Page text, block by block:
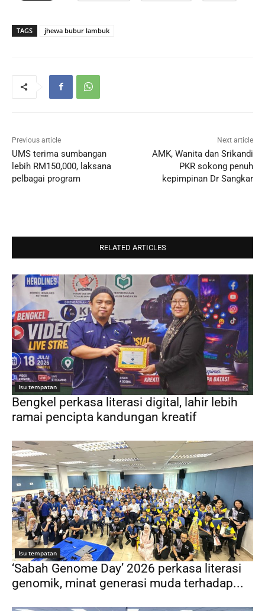
TAGS jhewa bubur lambuk
Previous article
UMS terima sumbangan
lebih RM150,000, laksana
pelbagai program
Next article
AMK, Wanita dan Srikandi
PKR sokong penuh
kepimpinan Dr Sangkar
RELATED ARTICLES
Isu tempatan
Bengkel perkasa literasi digital, lahir lebih
ramai pencipta kandungan kreatif
Isu tempatan
‘Sabah Genome Day’ 2026 perkasa literasi
genomik, minat generasi muda terhadap...